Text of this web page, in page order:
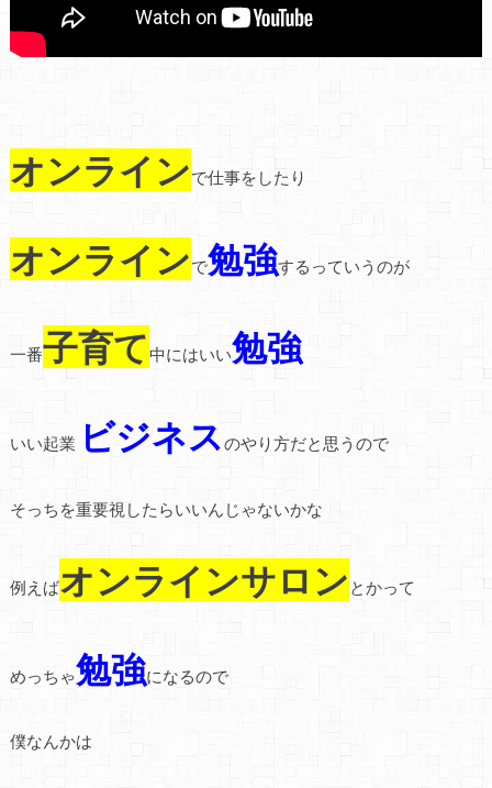
オンラインで仕事をしたり
オンラインで勉強するっていうのが
一番子育て中にはいい勉強
いい起業 ビジネスのやり方だと思うので
そっちを重要視したらいいんじゃないかな
例えばオンラインサロン とかって
めっちゃ勉強になるので
僕なんかは